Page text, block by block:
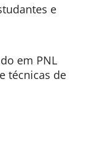
e
em PNL
técnicas de